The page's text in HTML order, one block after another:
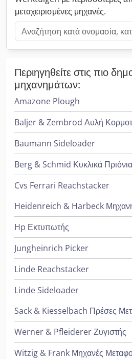
μεταχειρισμένες μηχανές.
Περιηγηθείτε στις πιο
μηχανημάτων:
Amazone Plough
Baljer & Zembrod Αυλή
Baumann Sideloader
Berg & Schmid Κυκλικά Πριόνια
Cvs Ferrari Reachstacker
Hp Εκτυπωτής
Jungheinrich Picker
Linde Reachstacker
Linde Sideloader
Sack & Kiesselbach Πρέσες
Werner & Pfleiderer Ζυγιστής
Witzig & Frank Μηχανές